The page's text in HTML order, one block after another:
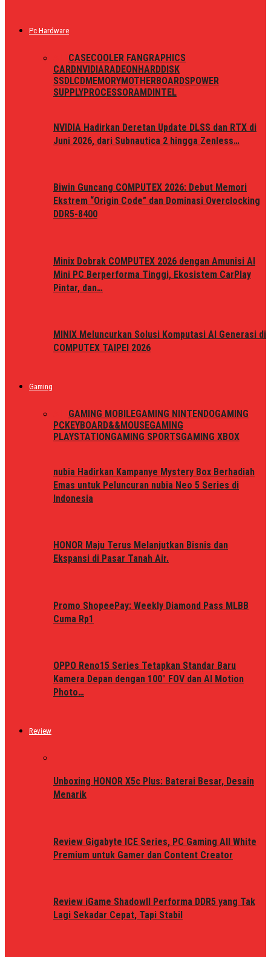
Pc Hardware
CASECOOLER FAN GRAPHICS
CARDNVIDIARADEON HARDDISK
SSDLCDMEMORYMOTHERBOARDSPOWER
SUPPLYPROCESSORAMD INTEL
NVIDIA Hadirkan Deretan Update DLSS dan RTX di
Juni 2026, dari Subnautica 2 hingga Zenless…
Biwin Guncang COMPUTEX 2026: Debut Memori
Ekstrem “Origin Code” dan Dominasi Overclocking
DDR5-8400
Minix Dobrak COMPUTEX 2026 dengan Amunisi AI
Mini PC Berperforma Tinggi, Ekosistem CarPlay
Pintar, dan…
MINIX Meluncurkan Solusi Komputasi AI Generasi di
COMPUTEX TAIPEI 2026
Gaming
GAMING MOBILEGAMING NINTENDOGAMING
PCKEYBOARD&&MOUSEGAMING
PLAYSTATIONGAMING SPORTSGAMING XBOX
nubia Hadirkan Kampanye Mystery Box Berhadiah
Emas untuk Peluncuran nubia Neo 5 Series di
Indonesia
HONOR Maju Terus Melanjutkan Bisnis dan
Ekspansi di Pasar Tanah Air.
Promo ShopeePay: Weekly Diamond Pass MLBB
Cuma Rp1
OPPO Reno15 Series Tetapkan Standar Baru
Kamera Depan dengan 100° FOV dan AI Motion
Photo…
Review
Unboxing HONOR X5c Plus: Baterai Besar, Desain
Menarik
Review Gigabyte ICE Series, PC Gaming All White
Premium untuk Gamer dan Content Creator
Review iGame ShadowII Performa DDR5 yang Tak
Lagi Sekadar Cepat, Tapi Stabil